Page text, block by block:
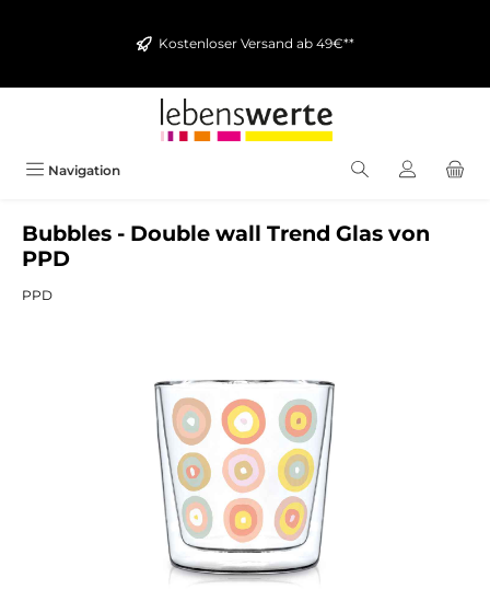
Kostenloser Versand ab 49€**
Navigation
Bubbles - Double wall Trend Glas von
PPD
PPD